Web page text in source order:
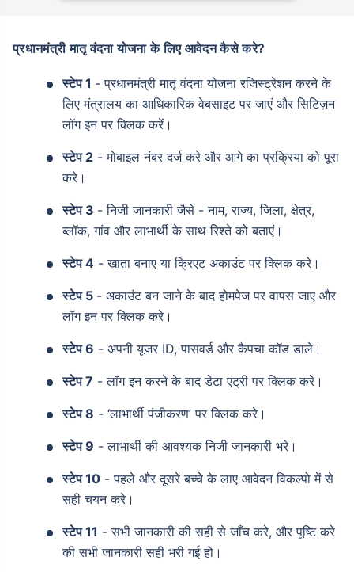
प्रधानमंत्री मातृ वंदना योजना के लिए आवेदन कैसे करे?
स्टेप 1 - प्रधानमंत्री मातृ वंदना योजना रजिस्ट्रेशन करने के
लिए मंत्रालय का आधिकारिक वेबसाइट पर जाएं और सिटिज़न
लॉग इन पर क्लिक करें।
स्टेप 2 - मोबाइल नंबर दर्ज करे और आगे का प्रक्रिया को पूरा
करे।
स्टेप 3 - निजी जानकारी जैसे - नाम, राज्य, जिला, क्षेत्र,
ब्लॉक, गांव और लाभार्थी के साथ रिश्ते को बताएं।
स्टेप 4 - खाता बनाए या क्रिएट अकाउंट पर क्लिक करे।
स्टेप 5 - अकाउंट बन जाने के बाद होमपेज पर वापस जाए और
लॉग इन पर क्लिक करे।
स्टेप 6 - अपनी यूजर ID, पासवर्ड और कैपचा कॉड डाले।
स्टेप 7 - लॉग इन करने के बाद डेटा एंट्री पर क्लिक करे।
स्टेप 8 - ‘लाभार्थी पंजीकरण’ पर क्लिक करे।
स्टेप 9 - लाभार्थी की आवश्यक निजी जानकारी भरे।
स्टेप 10 - पहले और दूसरे बच्चे के लाए आवेदन विकल्पो में से
सही चयन करे।
स्टेप 11 - सभी जानकारी की सही से जाँच करे, और पूष्टि करे
की सभी जानकारी सही भरी गई हो।
even in your absence!
View Plans
*Returns on Basis 7 year fund performance